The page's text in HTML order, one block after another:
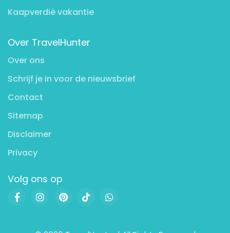
Kaapverdië vakantie
Over TravelHunter
Over ons
Schrijf je in voor de nieuwsbrief
Contact
Sitemap
Disclaimer
Privacy
Volg ons op